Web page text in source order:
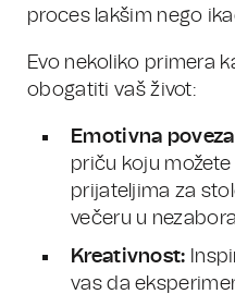
proces lakšim nego
Evo nekoliko primera
obogatiti vaš život:
Emotivna
priču koju
prijateljima za
večeru u
Kreativnost:
vas da